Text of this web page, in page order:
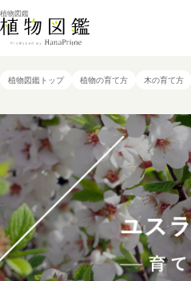
植物図鑑
植物図鑑トップ 植物の育て方 木の育て方